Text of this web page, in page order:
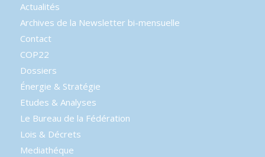
Actualités
Archives de la Newsletter bi-mensuelle
Contact
COP22
Dossiers
Énergie & Stratégie
Etudes & Analyses
Le Bureau de la Fédération
Lois & Décrets
Mediathéque